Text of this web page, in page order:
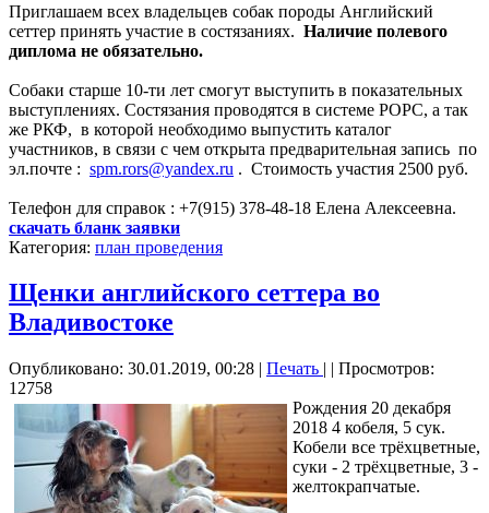
Приглашаем всех владельцев собак породы Английский
сеттер принять участие в состязаниях. Наличие полевого
диплома не обязательно.
Собаки старше 10-ти лет смогут выступить в показательных
выступлениях. Состязания проводятся в системе РОРС, а так
же РКФ, в которой необходимо выпустить каталог
участников, в связи с чем открыта предварительная запись по
эл.почте : spm.rors@yandex.ru . Стоимость участия 2500 руб.
Телефон для справок : +7(915) 378-48-18 Елена Алексеевна.
скачать бланк заявки
Категория: план проведения
Щенки английского сеттера во
Владивостоке
Опубликовано: 30.01.2019, 00:28 | Печать | | Просмотров:
12758
Рождения 20 декабря
2018 4 кобеля, 5 сук.
Кобели все трёхцветные,
суки - 2 трёхцветные, 3 -
желтокрапчатые.